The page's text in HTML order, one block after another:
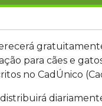
de Campo
e Jardim Anahy
consultas,
de tutores
para cães e
no CadÚnico